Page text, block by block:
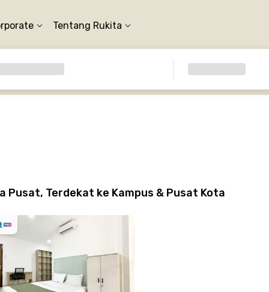
Tentang Rukita
Pusat, Terdekat ke Kampus & Pusat Kota